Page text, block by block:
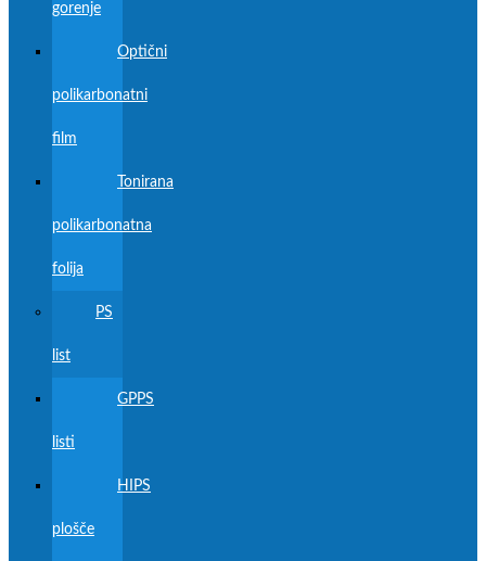
gorenje
Optični
polikarbonatni
film
Tonirana
polikarbonatna
folija
PS
list
GPPS
listi
HIPS
plošče